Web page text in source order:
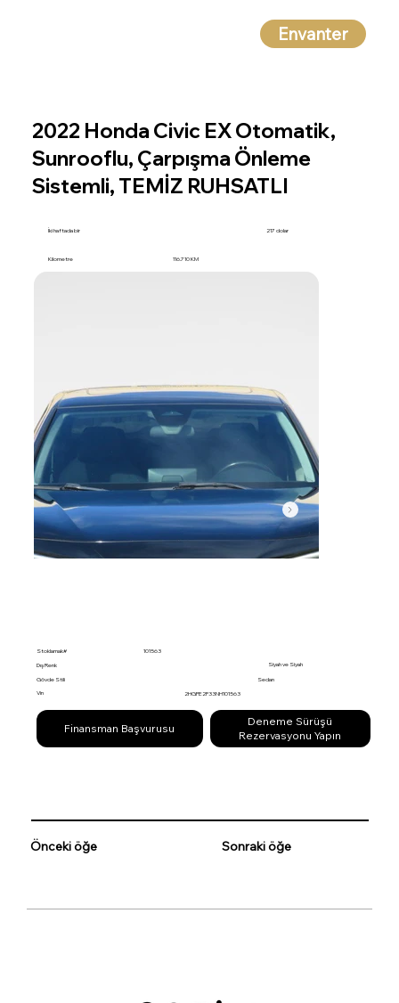
Envanter
Önceki öğe Sonraki öğe
İki haftada bir 217 dolar
Kilometre 116.710 KM
Stoklamak#
101563
Dış Renk
Siyah ve Siyah
Gövde Stili
Sedan
Vin
2HGFE2F33NH101563
Finansman Başvurusu
Deneme Sürüşü
Rezervasyonu Yapın
2022 Honda Civic EX Otomatik,
Sunrooflu, Çarpışma Önleme
Sistemli, TEMİZ RUHSATLI